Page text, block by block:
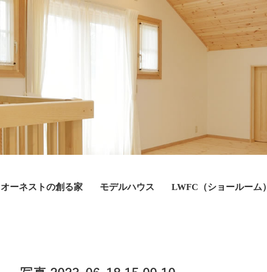
オーネストの創る家 モデルハウス LWFC（ショールーム）